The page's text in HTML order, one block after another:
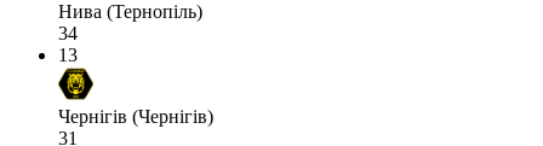
Нива (Тернопіль)
34
13
Чернігів (Чернігів)
31